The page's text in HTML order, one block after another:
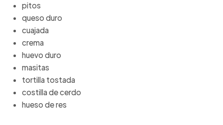
pitos
queso duro
cuajada
crema
huevo duro
masitas
tortilla tostada
costilla de cerdo
hueso de res